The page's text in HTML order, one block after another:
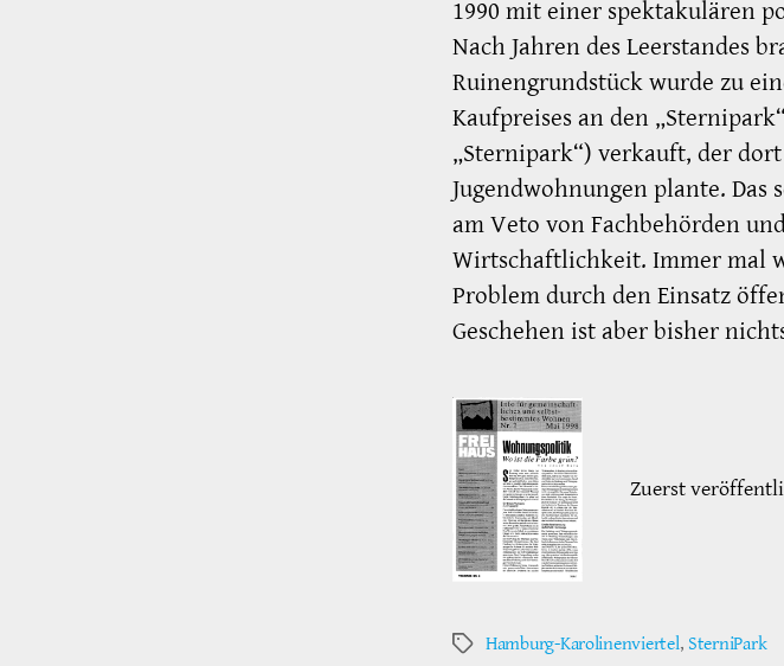
1990 mit einer spektakulären
Nach Jahren des Leerstandes
Ruinengrundstück wurde zu
Kaufpreises an den
„Sternipark“) verkauft, der
Jugendwohnungen plante.
am Veto von Fachbehörden
Wirtschaftlichkeit. Immer mal
Problem durch den Einsatz
Geschehen ist aber bisher
Zuerst
Schlagwörter
Hamburg-Karolinenviertel, SterniPark